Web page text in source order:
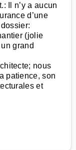
Il n’y a aucun
d’une
(jolie
grand
nous
patience, son
et